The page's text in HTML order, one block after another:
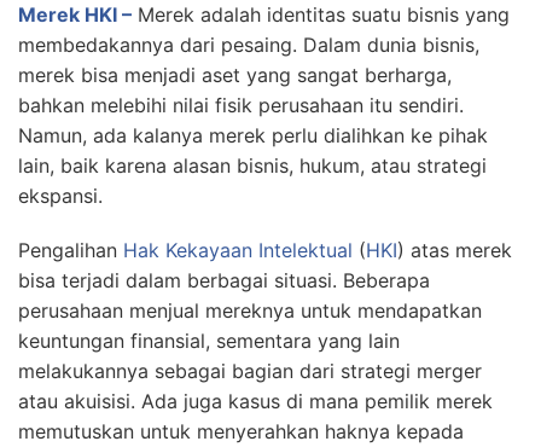
Merek HKI – Merek adalah identitas suatu bisnis yang
membedakannya dari pesaing. Dalam dunia bisnis,
merek bisa menjadi aset yang sangat berharga,
bahkan melebihi nilai fisik perusahaan itu sendiri.
Namun, ada kalanya merek perlu dialihkan ke pihak
lain, baik karena alasan bisnis, hukum, atau strategi
ekspansi.
Pengalihan Hak Kekayaan Intelektual (HKI) atas merek
bisa terjadi dalam berbagai situasi. Beberapa
perusahaan menjual mereknya untuk mendapatkan
keuntungan finansial, sementara yang lain
melakukannya sebagai bagian dari strategi merger
atau akuisisi. Ada juga kasus di mana pemilik merek
memutuskan untuk menyerahkan haknya kepada